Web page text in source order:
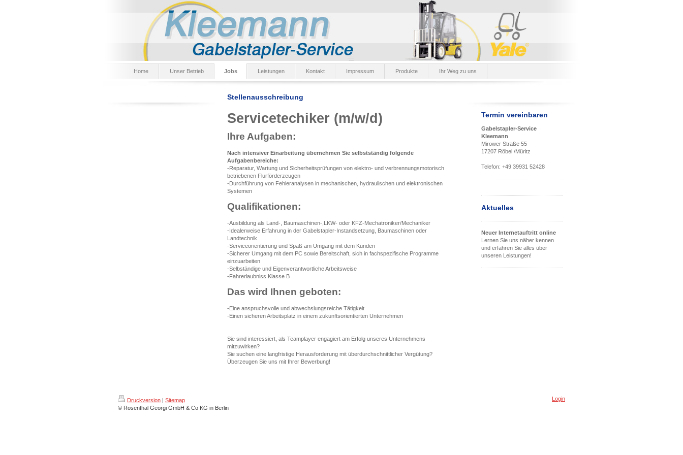
Home Unser Betrieb Jobs Leistungen Kontakt Impressum Produkte Ihr Weg zu uns
Stellenausschreibung
Servicetechiker (m/w/d)
Ihre Aufgaben:
Nach intensiver Einarbeitung übernehmen Sie selbstständig folgende
Aufgabenbereiche:
-Reparatur, Wartung und Sicherheitsprüfungen von elektro- und verbrennungsmotorisch
betriebenen Flurförderzeugen
-Durchführung von Fehleranalysen in mechanischen, hydraulischen und elektronischen
Systemen
Qualifikationen:
-Ausbildung als Land-, Baumaschinen-,LKW- oder KFZ-Mechatroniker/Mechaniker
-Idealerweise Erfahrung in der Gabelstapler-Instandsetzung, Baumaschinen oder
Landtechnik
-Serviceorientierung und Spaß am Umgang mit dem Kunden
-Sicherer Umgang mit dem PC sowie Bereitschaft, sich in fachspezifische Programme
einzuarbeiten
-Selbständige und Eigenverantwortliche Arbeitsweise
-Fahrerlaubniss Klasse B
Das wird Ihnen geboten:
-Eine anspruchsvolle und abwechslungsreiche Tätigkeit
-Einen sicheren Arbeitsplatz in einem zukunftsorientierten Unternehmen
Sie sind interessiert, als Teamplayer engagiert am Erfolg unseres Unternehmens
mitzuwirken?
Sie suchen eine langfristige Herausforderung mit überdurchschnittlicher Vergütung?
Überzeugen Sie uns mit Ihrer Bewerbung!
Termin vereinbaren
Gabelstapler-Service
Kleemann
Mirower Straße 55
17207 Röbel /Müritz
Telefon: +49 39931 52428
Aktuelles
Neuer Internetauftritt online
Lernen Sie uns näher kennen
und erfahren Sie alles über
unseren Leistungen!
Druckversion | Sitemap
© Rosenthal Georgi GmbH & Co KG in Berlin
Login